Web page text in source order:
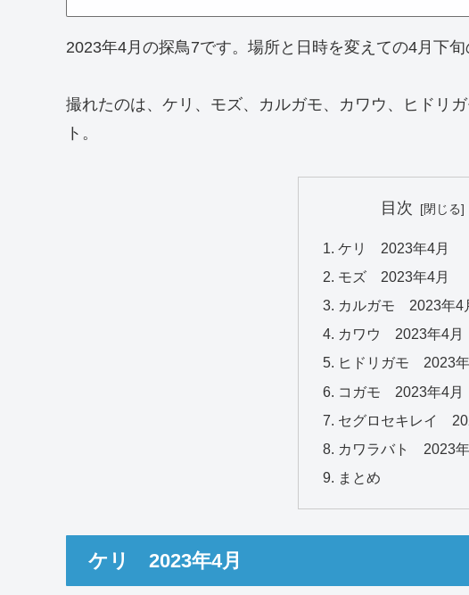
2023年4月の探鳥7です。場所と日時を変えての4月下旬
撮れたのは、ケリ、モズ、カルガモ、カワウ、ヒドリ
ト。
目次
ケリ 2023年4月
モズ 2023年4月
カルガモ 2023年4
カワウ 2023年4月
ヒドリガモ 2023年
コガモ 2023年4月
セグロセキレイ
カワラバト 2023
まとめ
ケリ 2023年4月